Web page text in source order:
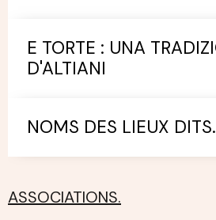
E TORTE : UNA
D'ALTIANI
NOMS DES LIEUX DITS.
ASSOCIATIONS.